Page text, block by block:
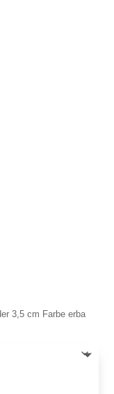
3,5 cm Farbe erba